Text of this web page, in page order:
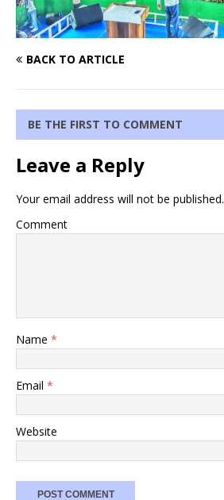
BACK TO ARTICLE
BE THE FIRST TO COMMENT
Leave a Reply
Your email address will not be published.
Comment
Name *
Email *
Website